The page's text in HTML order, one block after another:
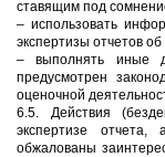
ставящим под
– использовать
экспертизы отчетов
– выполнять иные
предусмотрен
оценочной
6.5. Действия
экспертизе
обжалованы